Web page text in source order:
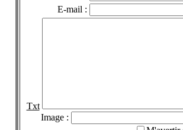
E-mail :
Txt
Image :